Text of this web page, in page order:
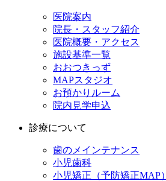
医院案内
院長・スタッフ紹介
医院概要・アクセス
施設基準一覧
おおつきっず
MAPスタジオ
お預かりルーム
院内見学申込
診療について
歯のメインテナンス
小児歯科
小児矯正（予防矯正MAP）